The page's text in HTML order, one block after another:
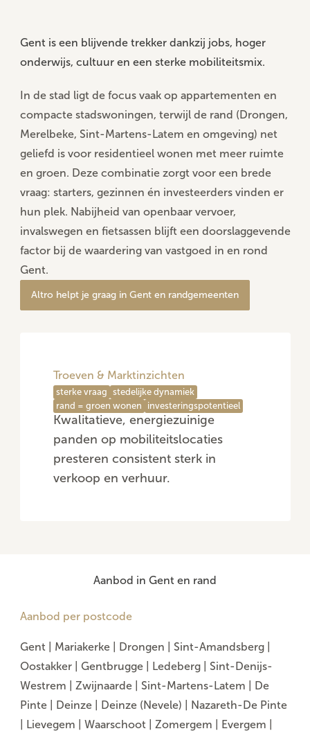
Bekijk aanbod Schatting aanvragen
Gent is een blijvende trekker dankzij jobs, hoger
onderwijs, cultuur en een sterke mobiliteitsmix.
In de stad ligt de focus vaak op appartementen en
compacte stadswoningen, terwijl de rand (Drongen,
Merelbeke, Sint-Martens-Latem en omgeving) net
geliefd is voor residentieel wonen met meer ruimte
en groen. Deze combinatie zorgt voor een brede
vraag: starters, gezinnen én investeerders vinden er
hun plek. Nabijheid van openbaar vervoer,
invalswegen en fietsassen blijft een doorslaggevende
factor bij de waardering van vastgoed in en rond
Gent.
Altro helpt je graag in Gent en randgemeenten
Troeven & Marktinzichten
sterke vraag stedelijke dynamiek
rand = groen wonen
investeringspotentieel
Kwalitatieve, energiezuinige
panden op mobiliteitslocaties
presteren consistent sterk in
verkoop en verhuur.
Aanbod in Gent en rand
Aanbod per postcode
Gent Mariakerke| Drongen Sint-Amandsberg|
Oostakker| Gentbrugge| Ledeberg| Sint-Denijs-
Westrem
Zwijnaarde| Sint-Martens-Latem
De
Pinte| Deinze| Deinze (Nevele)
Nazareth-De Pinte
Lievegem Waarschoot Zomergem Evergem